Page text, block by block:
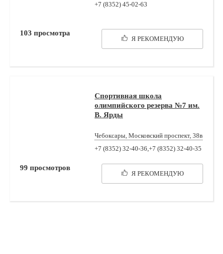
+7 (8352) 45-02-63
Я РЕКОМЕНДУЮ
103 просмотра
Спортивная школа
олимпийского резерва №7 им.
В. Ярды
Чебоксары, Московский проспект, 38в
+7 (8352) 32-40-36,+7 (8352) 32-40-35
Я РЕКОМЕНДУЮ
99 просмотров